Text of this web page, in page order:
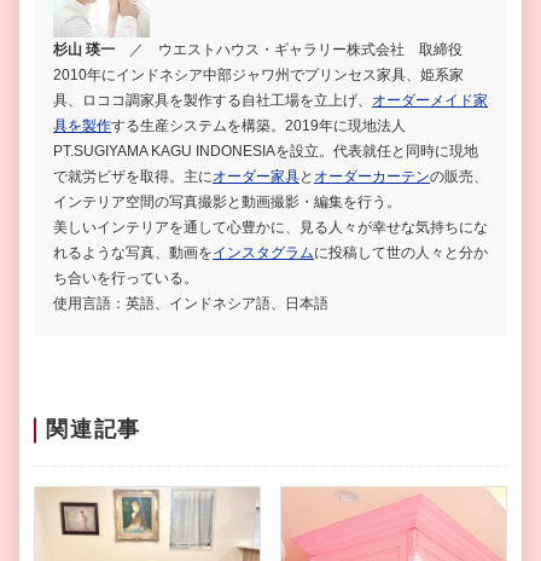
杉山 瑛一 ／ ウエストハウス・ギャラリー株式会社 取締役
2010年にインドネシア中部ジャワ州でプリンセス家具、姫系家
具、ロココ調家具を製作する自社工場を立上げ、 オーダーメイド家
具を製作する生産システムを構築。2019年に現地法人
PT.SUGIYAMA KAGU INDONESIAを設立。代表就任と同時に現地
で就労ビザを取得。主にオーダー家具と オーダーカーテンの販売、
インテリア空間の写真撮影と動画撮影・編集を行う。
美しいインテリアを通して心豊かに、見る人々が幸せな気持ちにな
れるような写真、動画をインスタグラムに投稿して世の人々と分か
ち合いを行っている。
使用言語：英語、インドネシア語、日本語
関連記事